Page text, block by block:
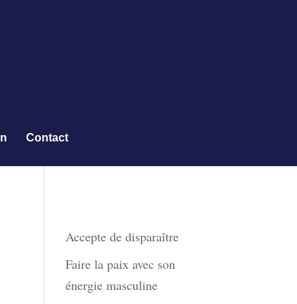
Contact
Accepte de disparaître
Faire la paix avec son
énergie masculine